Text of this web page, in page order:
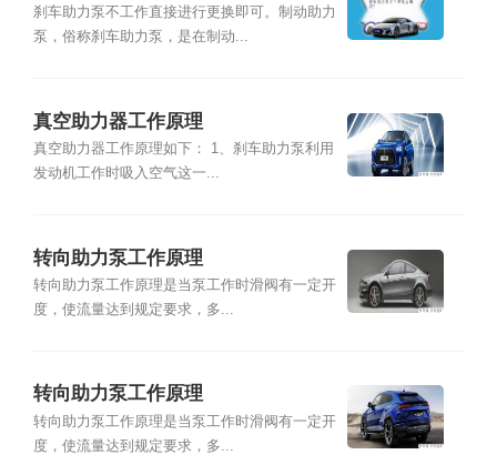
刹车助力泵不工作直接进行更换即可。制动助力
泵，俗称刹车助力泵，是在制动...
真空助力器工作原理
真空助力器工作原理如下： 1、刹车助力泵利用
发动机工作时吸入空气这一...
转向助力泵工作原理
转向助力泵工作原理是当泵工作时滑阀有一定开
度，使流量达到规定要求，多...
转向助力泵工作原理
转向助力泵工作原理是当泵工作时滑阀有一定开
度，使流量达到规定要求，多...